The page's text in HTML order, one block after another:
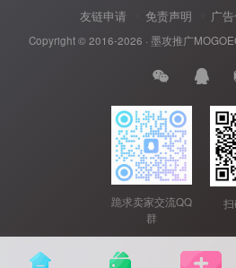
友链申请 免责声明 广
Copyright © 2016-2026 · 墨攻推广
跪求卖家交流QQ
群